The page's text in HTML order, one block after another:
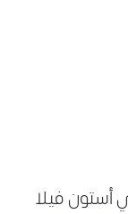
أستون فيلا